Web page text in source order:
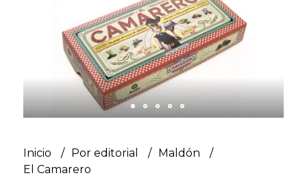
Inicio Por editorial
Maldón
El Camarero